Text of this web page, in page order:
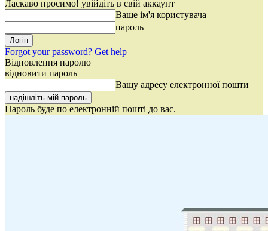
Ласкаво просимо! увійдіть в свій аккаунт
Ваше ім'я користувача
пароль
Forgot your password? Get help
Відновлення паролю
відновити пароль
Вашу адресу електронної пошти
Пароль буде по електронній пошті до вас.